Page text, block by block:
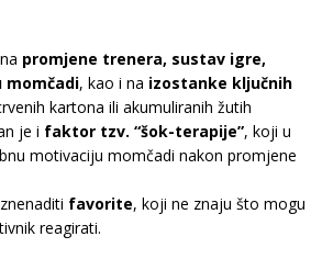
promjene trenera, sustav igre,
, kao i na izostanke ključnih
kartona ili akumuliranih žutih
je i faktor tzv. “šok-terapije”, koji u
motivaciju momčadi nakon promjene
favorite, koji ne znaju što mogu
reagirati.